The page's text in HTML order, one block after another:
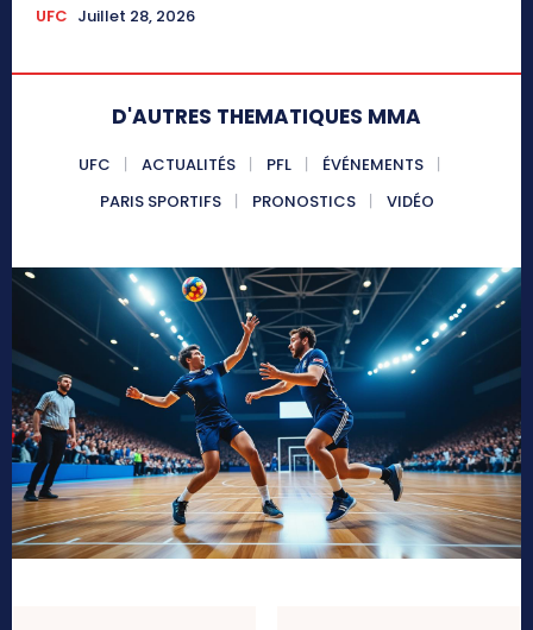
UFC Juillet 28, 2026
D'AUTRES THEMATIQUES MMA
UFC ACTUALITÉS PFL
ÉVÉNEMENTS
PARIS SPORTIFS
PRONOSTICS VIDÉO